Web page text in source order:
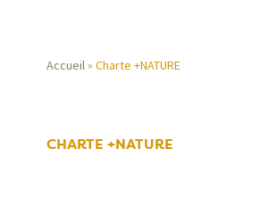
d'Ariane
Accueil Charte +NATURE
CHARTE +NATURE